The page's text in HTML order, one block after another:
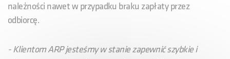
należności nawet w przypadku braku zapłaty przez
odbiorcę.
- Klientom ARP jesteśmy w stanie zapewnić szybkie i